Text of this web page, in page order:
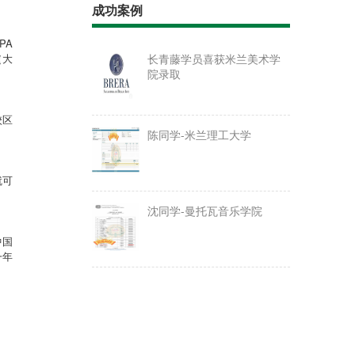
年
成功案例
长青藤学员喜获米兰美术学
院录取
陈同学-米兰理工大学
沈同学-曼托瓦音乐学院